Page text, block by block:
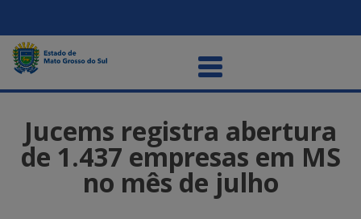
Jucems registra abertura
de 1.437 empresas em MS
no mês de julho